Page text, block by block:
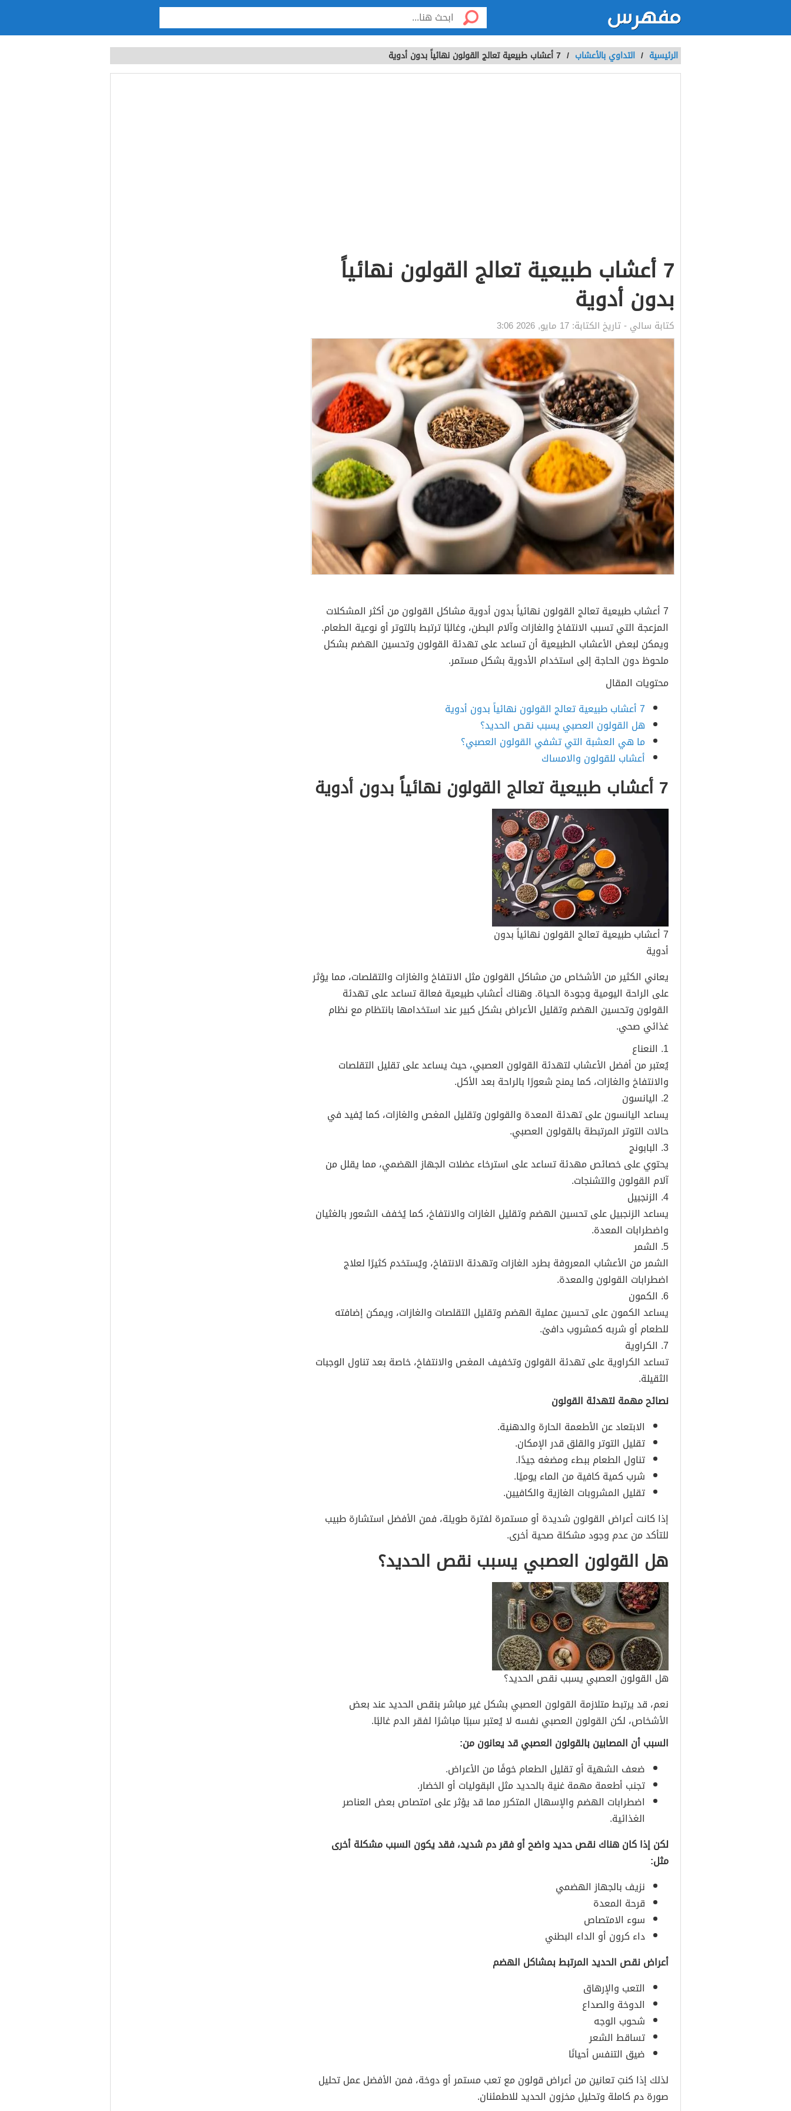
الرئيسية / التداوي باﻷعشاب / 7 أعشاب طبيعية تعالج القولون نهائياً بدون أدوية
7 أعشاب طبيعية تعالج القولون نهائياً
بدون أدوية
كتابة سالي - تاريخ الكتابة: 17 مايو, 2026 3:06
7 أعشاب طبيعية تعالج القولون نهائياً بدون أدوية مشاكل القولون من أكثر المشكلات
المزعجة التي تسبب الانتفاخ والغازات وآلام البطن، وغالبًا ترتبط بالتوتر أو نوعية الطعام.
ويمكن لبعض الأعشاب الطبيعية أن تساعد على تهدئة القولون وتحسين الهضم بشكل
ملحوظ دون الحاجة إلى استخدام الأدوية بشكل مستمر.
محتويات المقال
7 أعشاب طبيعية تعالج القولون نهائياً بدون أدوية
هل القولون العصبي يسبب نقص الحديد؟
ما هي العشبة التي تشفي القولون العصبي؟
أعشاب للقولون والامساك
7 أعشاب طبيعية تعالج القولون نهائياً بدون أدوية
7 أعشاب طبيعية تعالج القولون نهائياً بدون
أدوية
يعاني الكثير من الأشخاص من مشاكل القولون مثل الانتفاخ والغازات والتقلصات، مما يؤثر
على الراحة اليومية وجودة الحياة. وهناك أعشاب طبيعية فعالة تساعد على تهدئة
القولون وتحسين الهضم وتقليل الأعراض بشكل كبير عند استخدامها بانتظام مع نظام
غذائي صحي.
1. النعناع
يُعتبر من أفضل الأعشاب لتهدئة القولون العصبي، حيث يساعد على تقليل التقلصات
والانتفاخ والغازات، كما يمنح شعورًا بالراحة بعد الأكل.
2. اليانسون
يساعد اليانسون على تهدئة المعدة والقولون وتقليل المغص والغازات، كما يُفيد في
حالات التوتر المرتبطة بالقولون العصبي.
3. البابونج
يحتوي على خصائص مهدئة تساعد على استرخاء عضلات الجهاز الهضمي، مما يقلل من
آلام القولون والتشنجات.
4. الزنجبيل
يساعد الزنجبيل على تحسين الهضم وتقليل الغازات والانتفاخ، كما يُخفف الشعور بالغثيان
واضطرابات المعدة.
5. الشمر
الشمر من الأعشاب المعروفة بطرد الغازات وتهدئة الانتفاخ، ويُستخدم كثيرًا لعلاج
اضطرابات القولون والمعدة.
6. الكمون
يساعد الكمون على تحسين عملية الهضم وتقليل التقلصات والغازات، ويمكن إضافته
للطعام أو شربه كمشروب دافئ.
7. الكراوية
تساعد الكراوية على تهدئة القولون وتخفيف المغص والانتفاخ، خاصة بعد تناول الوجبات
الثقيلة.
نصائح مهمة لتهدئة القولون
الابتعاد عن الأطعمة الحارة والدهنية.
تقليل التوتر والقلق قدر الإمكان.
تناول الطعام ببطء ومضغه جيدًا.
شرب كمية كافية من الماء يوميًا.
تقليل المشروبات الغازية والكافيين.
إذا كانت أعراض القولون شديدة أو مستمرة لفترة طويلة، فمن الأفضل استشارة طبيب
للتأكد من عدم وجود مشكلة صحية أخرى.
هل القولون العصبي يسبب نقص الحديد؟
هل القولون العصبي يسبب نقص الحديد؟
نعم، قد يرتبط متلازمة القولون العصبي بشكل غير مباشر بنقص الحديد عند بعض
الأشخاص، لكن القولون العصبي نفسه لا يُعتبر سببًا مباشرًا لفقر الدم غالبًا.
السبب أن المصابين بالقولون العصبي قد يعانون من:
ضعف الشهية أو تقليل الطعام خوفًا من الأعراض.
تجنب أطعمة مهمة غنية بالحديد مثل البقوليات أو الخضار.
اضطرابات الهضم والإسهال المتكرر مما قد يؤثر على امتصاص بعض العناصر
الغذائية.
لكن إذا كان هناك نقص حديد واضح أو فقر دم شديد، فقد يكون السبب مشكلة أخرى
مثل:
نزيف بالجهاز الهضمي
قرحة المعدة
سوء الامتصاص
داء كرون أو الداء البطني
أعراض نقص الحديد المرتبط بمشاكل الهضم
التعب والإرهاق
الدوخة والصداع
شحوب الوجه
تساقط الشعر
ضيق التنفس أحيانًا
لذلك إذا كنتِ تعانين من أعراض قولون مع تعب مستمر أو دوخة، فمن الأفضل عمل تحليل
صورة دم كاملة وتحليل مخزون الحديد للاطمئنان.